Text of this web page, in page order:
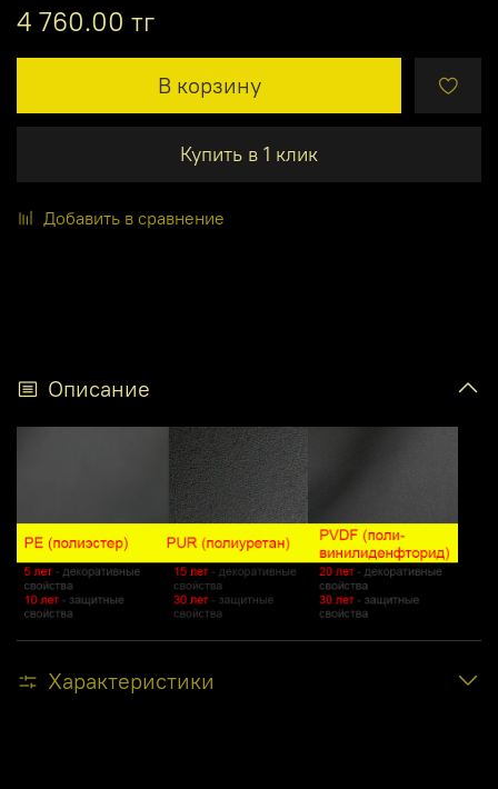
4 760.00 тг
В корзину
Купить в 1 клик
Добавить в сравнение
Описание
Характеристики